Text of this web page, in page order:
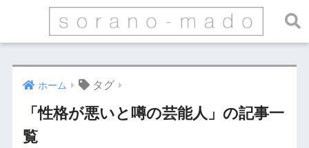
ホーム タグ
「性格が悪いと噂の芸能人」の記事一
覧